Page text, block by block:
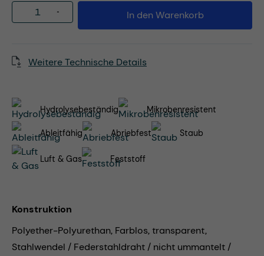
Produkt Anzahl: Gib den gewünschten
In den Warenkorb
Weitere Technische Details
Hydrolysebeständig Mikrobenresistent
Ableitfähig Abriebfest Staub
Luft & Gas Feststoff
Konstruktion
Polyether-Polyurethan, Farblos, transparent,
Stahlwendel / Federstahldraht / nicht ummantelt /